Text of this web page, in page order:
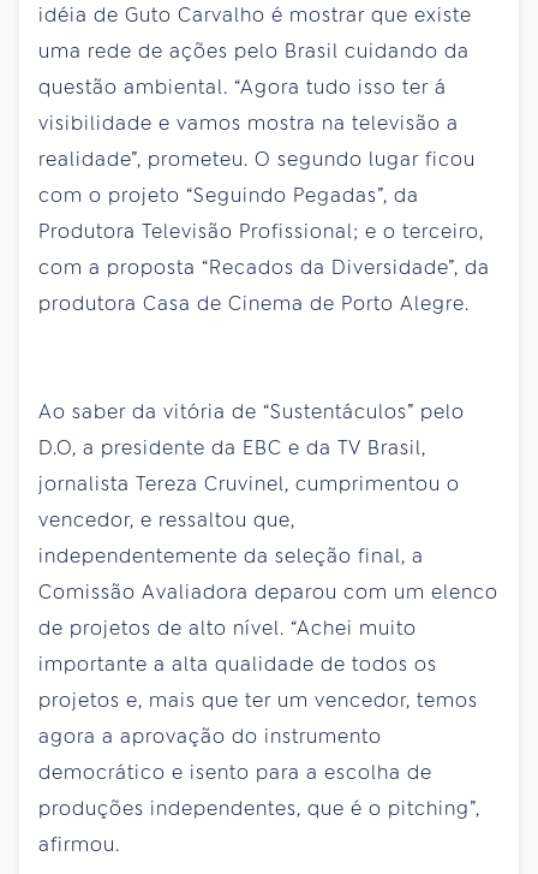
idéia de Guto Carvalho é mostrar que existe
uma rede de ações pelo Brasil cuidando da
questão ambiental. “Agora tudo isso ter á
visibilidade e vamos mostra na televisão a
realidade”, prometeu. O segundo lugar ficou
com o projeto “Seguindo Pegadas”, da
Produtora Televisão Profissional; e o terceiro,
com a proposta “Recados da Diversidade”, da
produtora Casa de Cinema de Porto Alegre.
Ao saber da vitória de “Sustentáculos” pelo
D.O, a presidente da EBC e da TV Brasil,
jornalista Tereza Cruvinel, cumprimentou o
vencedor, e ressaltou que,
independentemente da seleção final, a
Comissão Avaliadora deparou com um elenco
de projetos de alto nível. “Achei muito
importante a alta qualidade de todos os
projetos e, mais que ter um vencedor, temos
agora a aprovação do instrumento
democrático e isento para a escolha de
produções independentes, que é o pitching”,
afirmou.